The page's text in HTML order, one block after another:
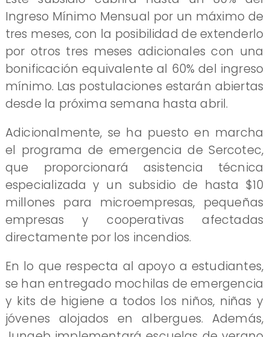
Ingreso Mínimo Mensual por un máximo de
tres meses, con la posibilidad de extenderlo
por otros tres meses adicionales con una
bonificación equivalente al 60% del ingreso
mínimo. Las postulaciones estarán abiertas
desde la próxima semana hasta abril.
Adicionalmente, se ha puesto en marcha
el programa de emergencia de Sercotec,
que proporcionará asistencia técnica
especializada y un subsidio de hasta $10
millones para microempresas, pequeñas
empresas y cooperativas afectadas
directamente por los incendios.
En lo que respecta al apoyo a estudiantes,
se han entregado mochilas de emergencia
y kits de higiene a todos los niños, niñas y
jóvenes alojados en albergues. Además,